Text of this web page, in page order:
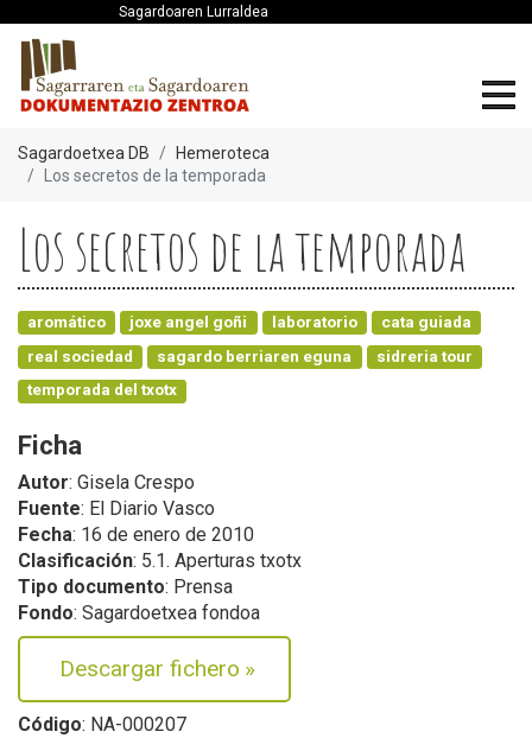
Sagardoaren Lurraldea
Sagardoetxea DB
Hemeroteca
Los secretos de la temporada
Los secretos de la temporada
aromático joxe angel goñi laboratorio
cata guiada
real sociedad
sagardo berriaren eguna
sidreria tour
temporada del txotx
Ficha
Autor: Gisela Crespo
Fuente: El Diario Vasco
Fecha: 16 de enero de 2010
Clasificación: 5.1. Aperturas txotx
Tipo documento: Prensa
Fondo: Sagardoetxea fondoa
Descargar fichero »
Código: NA-000207